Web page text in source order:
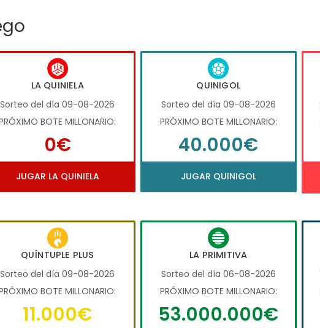
LA QUINIELA
Sorteo del día 09-08-2026
BOTE MILLONARIO:
0€
JUGAR LA QUINIELA
QUINIGOL
Sorteo del día 09-08-2026
PRÓXIMO BOTE MILLONARIO:
40.000€
JUGAR QUINIGOL
QUÍNTUPLE PLUS
Sorteo del día 09-08-2026
BOTE MILLONARIO:
11.000€
LA PRIMITIVA
Sorteo del día 06-08-2026
PRÓXIMO BOTE MILLONARIO:
53.000.000€